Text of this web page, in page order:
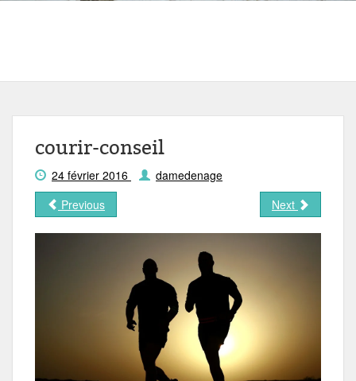
courir-conseil
24 février 2016
damedenage
Previous
Next